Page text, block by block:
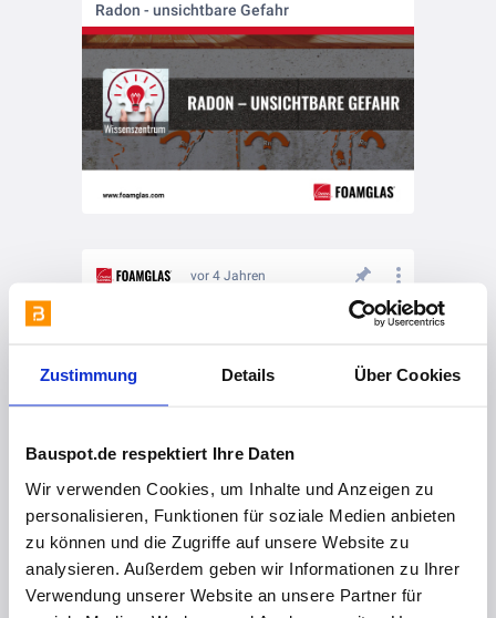
Zustimmung Details Über Cookies
Bauspot.de respektiert Ihre Daten
Wir verwenden Cookies, um Inhalte und Anzeigen zu
personalisieren, Funktionen für soziale Medien anbieten
zu können und die Zugriffe auf unsere Website zu
analysieren. Außerdem geben wir Informationen zu Ihrer
Verwendung unserer Website an unsere Partner für
Radon - unsichtbare Gefahr
vor 4 Jahren
vor 4 Jahren